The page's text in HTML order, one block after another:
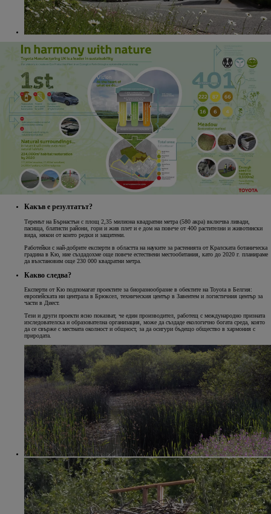
Какъв е резултатът?
Теренът на Бърнастън с площ 2,35 милиона квадратни метра (580 акра) включва ливади,
пасища, блатисти райони, гори и жив плет и е дом на повече от 400 растителни и животински
вида, някои от които редки и защитени.
Работейки с най-добрите експерти в областта на науките за растенията от Кралската ботаническа
градина в Кю, ние създадохме още повече естествени местообитания, като до 2020 г. планираме
да възстановим още 230 000 квадратни метра.
Какво следва?
Експерти от Кю подпомагат проектите за биоразнообразие в обектите на Toyota в Белгия:
европейската ни централа в Брюксел, техническия център в Завентем и логистичния център за
части в Диест.
Тези и други проекти ясно показват, че един производител, работещ с международно призната
изследователска и образователна организация, може да създаде екологично богата среда, която
да се свърже с местната околност и общност, за да осигури бъдещо общество в хармония с
природата.